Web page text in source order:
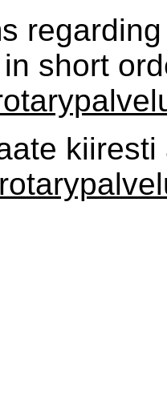
short